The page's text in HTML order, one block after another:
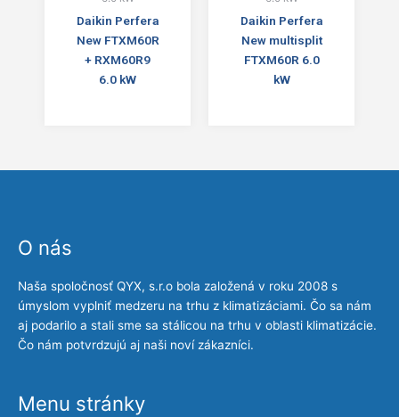
Daikin Perfera
New FTXM60R
+ RXM60R9
6.0 kW
Daikin Perfera
New multisplit
FTXM60R 6.0
kW
O nás
Naša spoločnosť QYX, s.r.o bola založená v roku 2008 s
úmyslom vyplniť medzeru na trhu z klimatizáciami. Čo sa nám
aj podarilo a stali sme sa stálicou na trhu v oblasti klimatizácie.
Čo nám potvrdzujú aj naši noví zákazníci.
Menu stránky